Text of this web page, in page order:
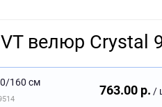
велюр Crystal
160 см
763.00 р. /